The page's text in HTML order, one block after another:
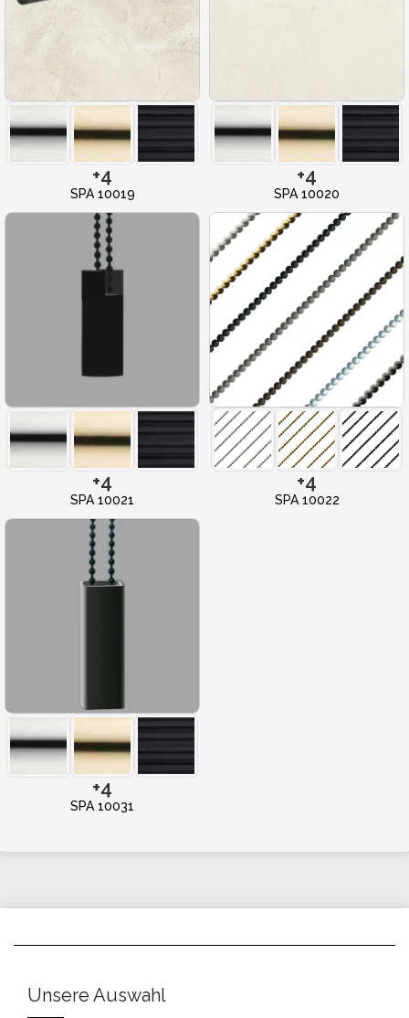
+4
SPA 10019
+4
SPA 10020
+4
SPA 10021
+4
SPA 10022
+4
SPA 10031
Unsere Auswahl